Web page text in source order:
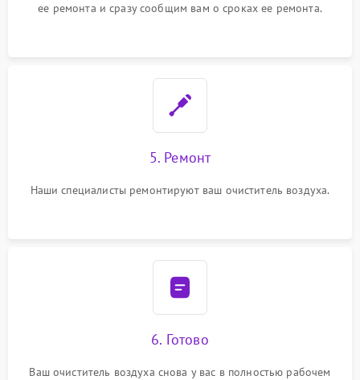
ее ремонта и сразу сообщим вам о сроках ее ремонта.
5. Ремонт
Наши специалисты ремонтируют ваш очиститель воздуха.
6. Готово
Ваш очиститель воздуха снова у вас в полностью рабочем